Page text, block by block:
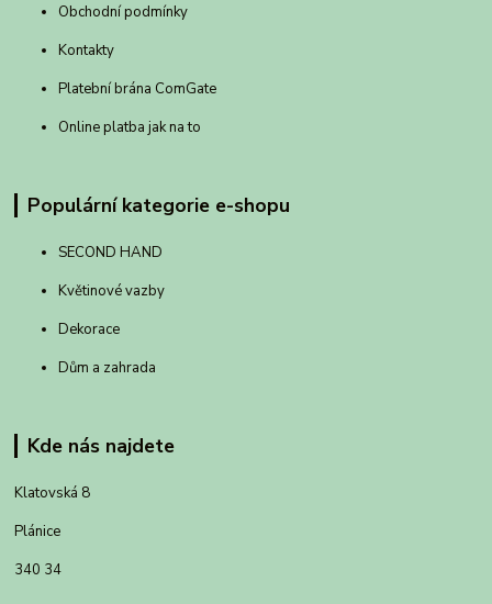
Obchodní podmínky
Kontakty
Platební brána ComGate
Online platba jak na to
Populární kategorie e-shopu
SECOND HAND
Květinové vazby
Dekorace
Dům a zahrada
Kde nás najdete
Klatovská 8
Plánice
340 34